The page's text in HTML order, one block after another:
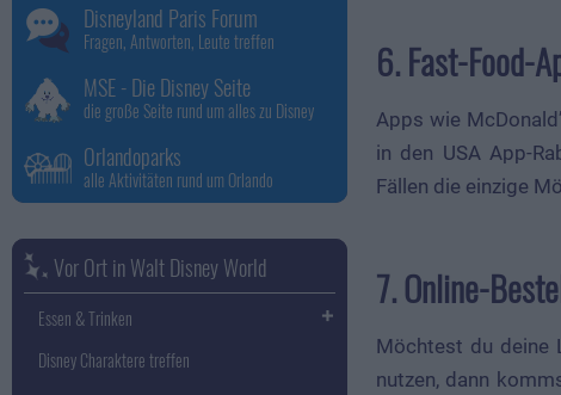
6. Fast-Food-
Apps wie
in den USA App-
Fällen die einzige
7. Online-
Möchtest du deine
nutzen, dann
Disneyland Paris Forum
Fragen, Antworten, Leute treffen
MSE - Die Disney Seite
die große Seite rund um alles zu Disney
Orlandoparks
alle Aktivitäten rund um Orlando
Vor Ort in Walt Disney World
Essen & Trinken
Disney Charaktere treffen